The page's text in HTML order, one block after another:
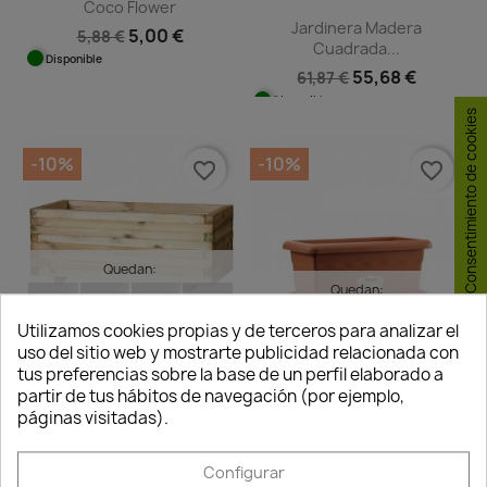
Coco Flower
5,88 € 5,00 €
Disponible
Jardinera Madera
Cuadrada...
61,87 €55,68 €
Disponible
Quedan:
días horas min. seg.
Jardinera De Madera...
104,45 €94,01 €
-10% favorite_border
Quedan:
00
días
14
horas
54
min.
16
seg.
Jardinera Terra
5,31 €4,78 €
Disponible
-10% favorite_border
Utilizamos cookies propias y de terceros para analizar el
uso del sitio web y mostrarte publicidad relacionada con
tus preferencias sobre la base de un perfil elaborado a
partir de tus hábitos de navegación (por ejemplo,
páginas visitadas).
Configurar
Consentimiento de cookies